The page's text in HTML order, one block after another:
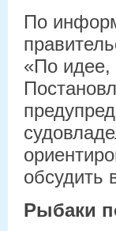
По
«По идее,
обсудить
Рыбаки